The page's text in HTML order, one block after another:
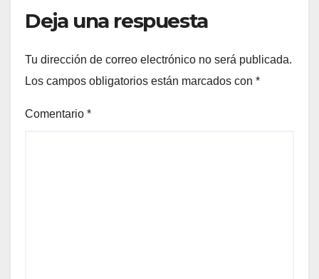
Deja una respuesta
Tu dirección de correo electrónico no será publicada.
Los campos obligatorios están marcados con *
Comentario *